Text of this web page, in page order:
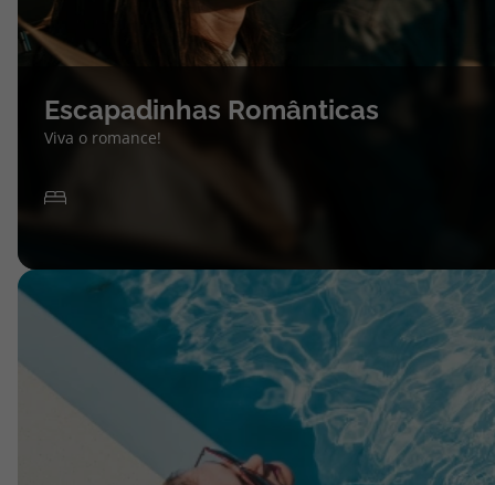
Escapadinhas Românticas
Viva o romance!